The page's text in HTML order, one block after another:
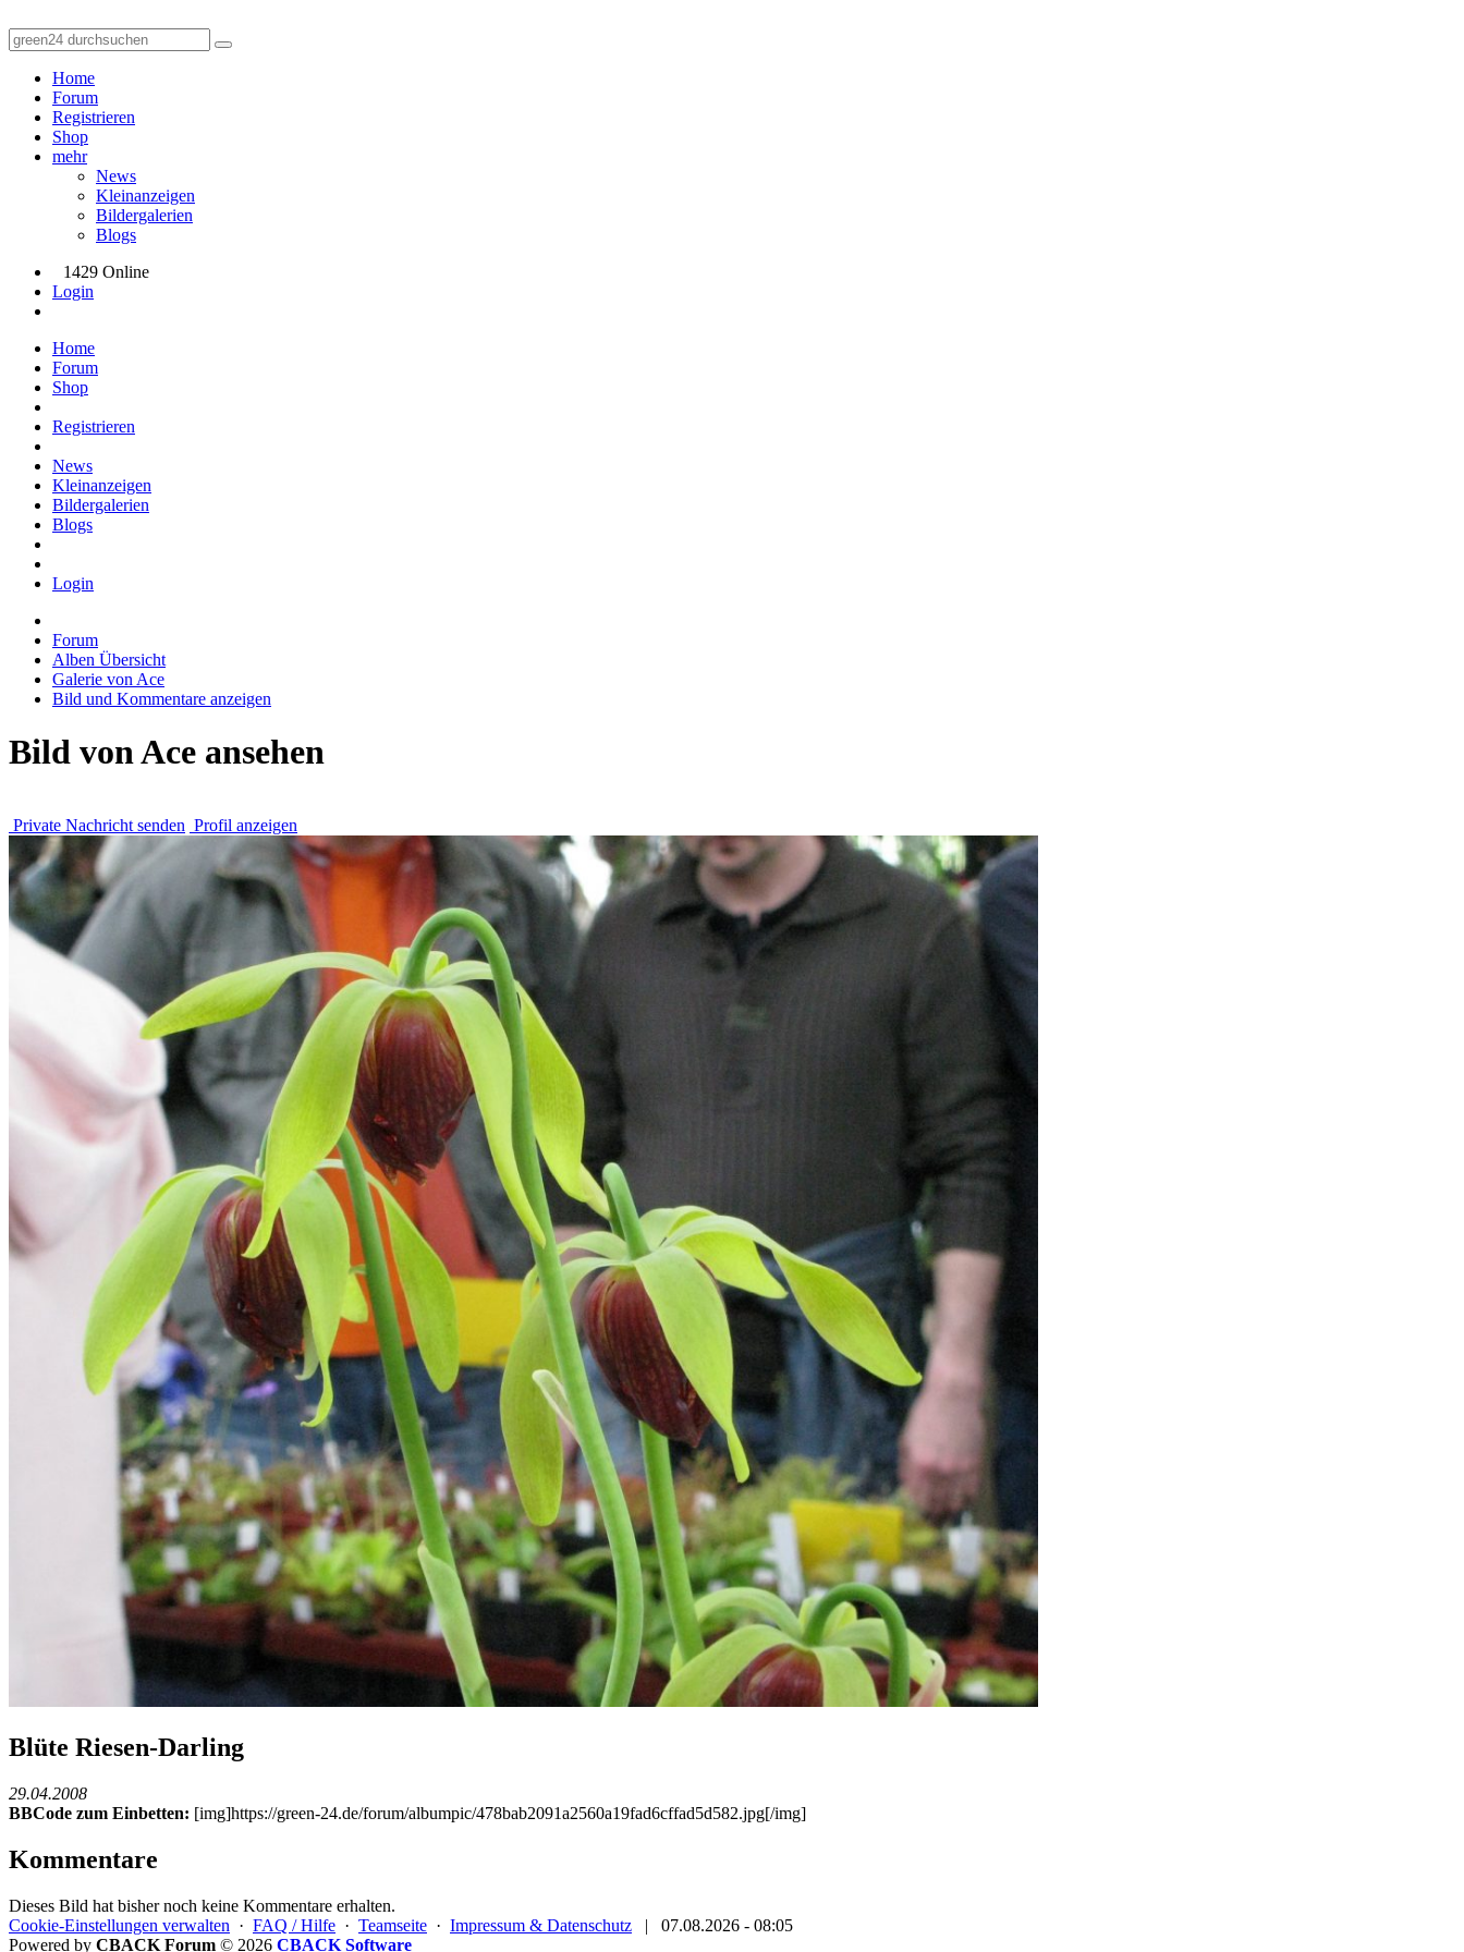
Home
Forum
Registrieren
Shop
mehr
News
Kleinanzeigen
Bildergalerien
Blogs
1429 Online
Login
Home
Forum
Shop
Registrieren
News
Kleinanzeigen
Bildergalerien
Blogs
Login
Forum
Alben Übersicht
Galerie von Ace
Bild und Kommentare anzeigen
Bild von Ace ansehen
Private Nachricht senden Profil anzeigen
Blüte Riesen-Darling
29.04.2008
BBCode zum Einbetten: [img]https://green-24.de/forum/albumpic/478bab2091a2560a19fad6cffad5d582.jpg[/img]
Kommentare
Dieses Bild hat bisher noch keine Kommentare erhalten.
Cookie-Einstellungen verwalten · FAQ / Hilfe · Teamseite · Impressum & Datenschutz |
07.08.2026 - 08:05
Powered by CBACK Forum © 2026 CBACK Software